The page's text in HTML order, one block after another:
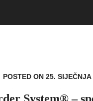
POSTED ON 25. SIJEČNJA